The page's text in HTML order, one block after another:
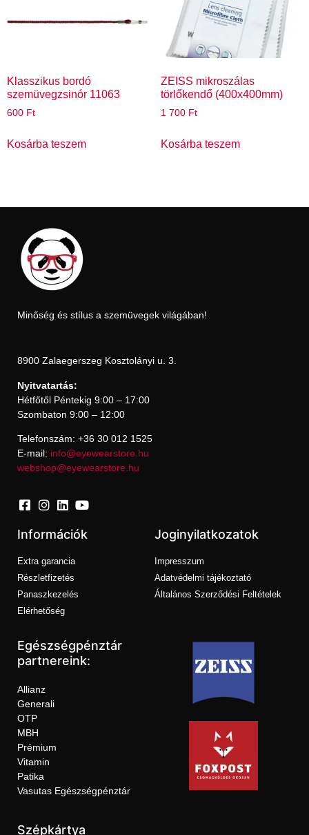
Klasszikus bordó
szemüvegzsinór 11063
600 Ft
Kosárba teszem
ZEISS mikroszálas
törlőkendő (400x400mm)
1 700 Ft
Kosárba teszem
Minőség és stílus a szemüvegek világában!
8900 Zalaegerszeg Kosztolányi u. 3.
Nyitvatartás:
Hétfőtől Péntekig 9:00 – 17:00
Szombaton 9:00 – 12:00
Telefonszám: +36 30 012 1525
E-mail: info@eyewearstore.hu
webshop@eyewearstore.hu
Információk
Extra garancia
Részletfizetés
Panaszkezelés
Elérhetőség
Joginyilatkozatok
Impresszum
Adatvédelmi tájékoztató
Általános Szerződési Feltételek
Egészségpénztár
partnereink:
Allianz
Generali
OTP
MBH
Prémium
Vitamin
Patika
Vasutas Egészségpénztár
Szépkártya